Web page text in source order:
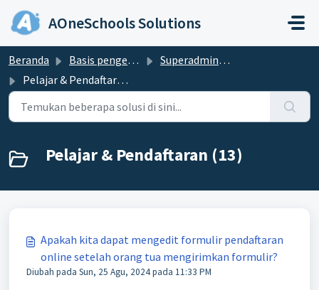
Lewatkan ke konten utama
AOneSchools Solutions
Beranda Basis pengetahuan
Superadmin & Admin
Pelajar & Pendaftaran
Pelajar & Pendaftaran (13)
Apakah kita dapat mengedit formulir pendaftaran
online setelah orang tua mengirimkan formulir?
Diubah pada Sun, 25 Agu, 2024 pada 11:33 PM